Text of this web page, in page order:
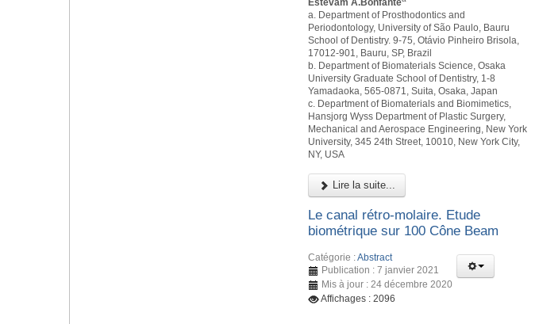
a. Department of Prosthodontics and
Periodontology, University of São Paulo, Bauru
School of Dentistry. 9-75, Otávio Pinheiro Brisola,
17012-901, Bauru, SP, Brazil
b. Department of Biomaterials Science, Osaka
University Graduate School of Dentistry, 1-8
Yamadaoka, 565-0871, Suita, Osaka, Japan
c. Department of Biomaterials and Biomimetics,
Hansjorg Wyss Department of Plastic Surgery,
Mechanical and Aerospace Engineering, New York
University, 345 24th Street, 10010, New York City,
NY, USA
Lire la suite...
Le canal rétro-molaire. Etude
biométrique sur 100 Cône Beam
Catégorie :Abstract
Publication : 7 janvier 2021
Mis à jour : 24 décembre 2020
Affichages : 2096